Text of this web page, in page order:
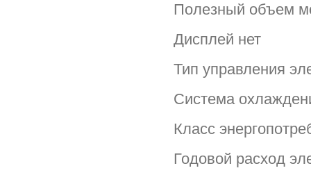
Полезный объем
Дисплей нет
Тип управления
Система
Класс
Годовой расход